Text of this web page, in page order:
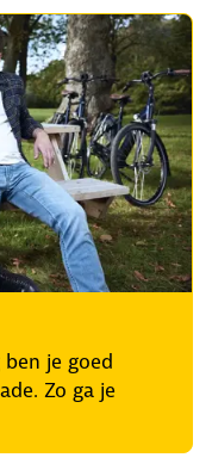
je goed
Zo ga je